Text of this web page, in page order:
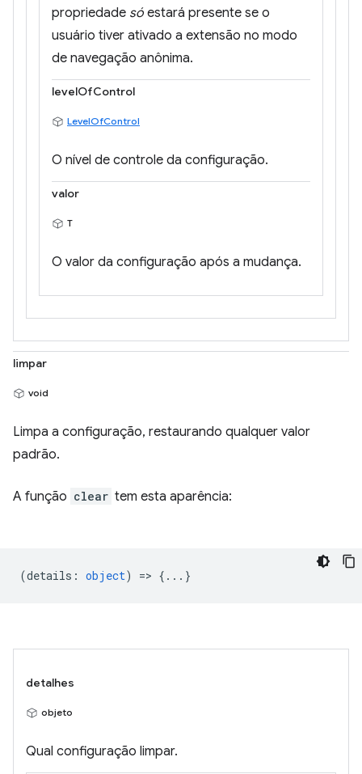
propriedade só estará presente se o
usuário tiver ativado a extensão no modo
de navegação anônima.
levelOfControl
LevelOfControl
O nível de controle da configuração.
valor
T
O valor da configuração após a mudança.
limpar
void
Limpa a configuração, restaurando qualquer valor
padrão.
A função clear tem esta aparência:
(details : object) => {...}
detalhes
objeto
Qual configuração limpar.